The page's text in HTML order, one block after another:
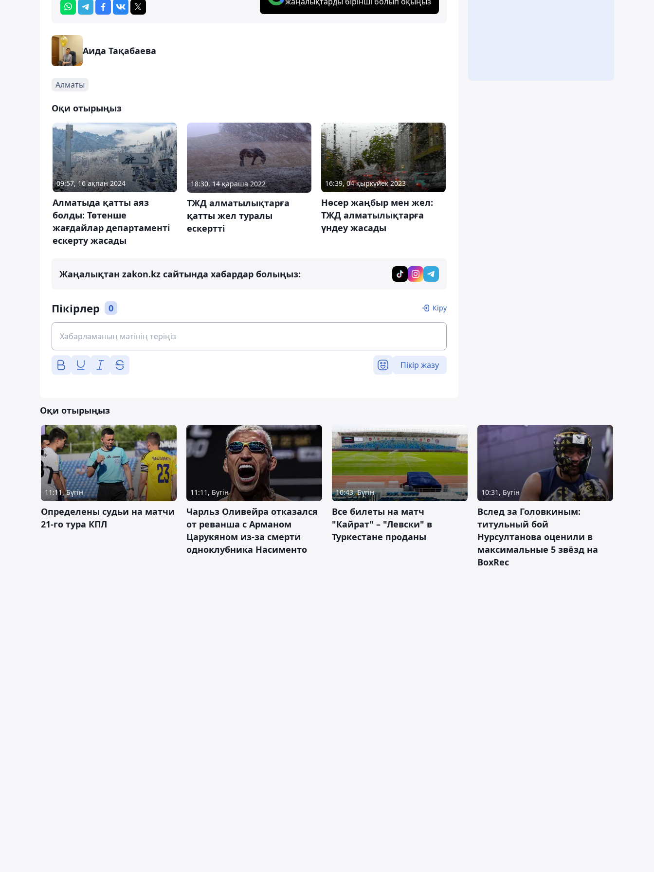
Аида Тақабаева
Алматы
Оқи отырыңыз
09:57, 16 ақпан 2024
Алматыда қатты аяз
болды: Төтенше
жағдайлар департаменті
ескерту жасады
18:30, 14 қараша 2022
ТЖД алматылықтарға
қатты жел туралы
ескертті
16:39, 04 қыркүйек 2023
Нөсер жаңбыр мен жел:
ТЖД алматылықтарға
үндеу жасады
Жаңалықтан zakon.kz сайтында хабардар болыңыз:
Пікірлер 0 Кіру
Пікір жазу
Оқи отырыңыз
11:11, Бүгін
Определены судьи на матчи
21-го тура КПЛ
11:11, Бүгін
Чарльз Оливейра отказался
от реванша с Арманом
Царукяном из-за смерти
одноклубника Насименто
10:43, Бүгін
Все билеты на матч
"Кайрат" – "Левски" в
Туркестане проданы
10:31, Бүгін
Вслед за Головкиным:
титульный бой
Нурсултанова оценили в
максимальные 5 звёзд на
BoxRec